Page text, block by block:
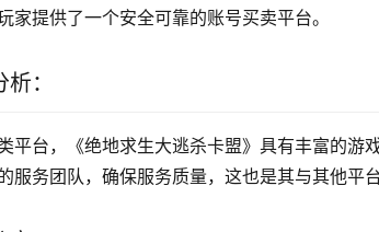
家提供了一个安全可靠的账号买卖平台。
：
平台，《绝地求生大逃杀卡盟》具有丰富的游
服务团队，确保服务质量，这也是其与其他平